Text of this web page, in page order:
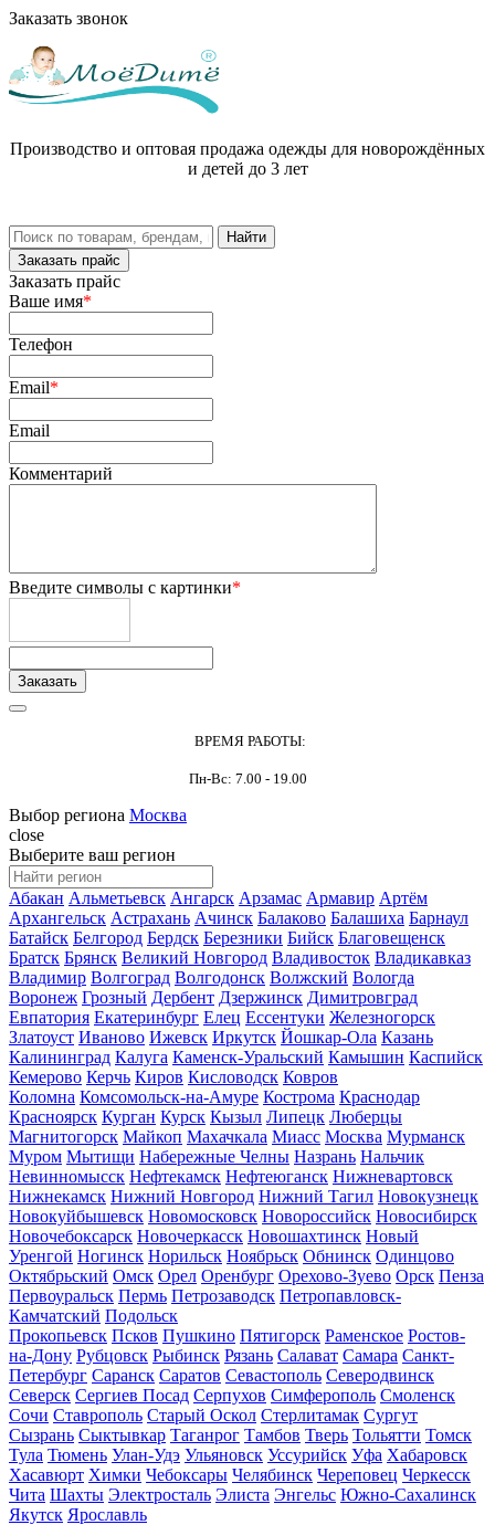
Заказать звонок
Производство и оптовая продажа одежды для новорождённых
и детей до 3 лет
Заказать прайс
Заказать прайс
Ваше имя*
Телефон
Email*
Email
Комментарий
Введите символы с картинки*
ВРЕМЯ РАБОТЫ:
Пн-Вс: 7.00 - 19.00
Выбор региона Москва
close
Выберите ваш регион
Абакан Альметьевск Ангарск Арзамас Армавир Артём
Архангельск Астрахань Ачинск Балаково Балашиха Барнаул
Батайск Белгород Бердск Березники Бийск Благовещенск
Братск Брянск Великий Новгород Владивосток Владикавказ
Владимир Волгоград Волгодонск Волжский Вологда
Воронеж Грозный Дербент Дзержинск Димитровград
Евпатория Екатеринбург Елец Ессентуки Железногорск
Златоуст Иваново Ижевск Иркутск Йошкар-Ола Казань
Калининград Калуга Каменск-Уральский Камышин Каспийск
Кемерово Керчь Киров Кисловодск Ковров
Коломна Комсомольск-на-Амуре Кострома Краснодар
Красноярск Курган Курск Кызыл Липецк Люберцы
Магнитогорск Майкоп Махачкала Миасс Москва Мурманск
Муром Мытищи Набережные Челны Назрань Нальчик
Невинномысск Нефтекамск Нефтеюганск Нижневартовск
Нижнекамск Нижний Новгород Нижний Тагил Новокузнецк
Новокуйбышевск Новомосковск Новороссийск Новосибирск
Новочебоксарск Новочеркасск Новошахтинск Новый
Уренгой Ногинск Норильск Ноябрьск Обнинск Одинцово
Октябрьский Омск Орел Оренбург Орехово-Зуево Орск Пенза
Первоуральск Пермь Петрозаводск Петропавловск-
Камчатский Подольск
Прокопьевск Псков Пушкино Пятигорск Раменское Ростов-
на-Дону Рубцовск Рыбинск Рязань Салават Самара Санкт-
Петербург Саранск Саратов Севастополь Северодвинск
Северск Сергиев Посад Серпухов Симферополь Смоленск
Сочи Ставрополь Старый Оскол Стерлитамак Сургут
Сызрань Сыктывкар Таганрог Тамбов Тверь Тольятти Томск
Тула Тюмень Улан-Удэ Ульяновск Уссурийск Уфа Хабаровск
Хасавюрт Химки Чебоксары Челябинск Череповец Черкесск
Чита Шахты Электросталь Элиста Энгельс Южно-Сахалинск
Якутск Ярославль